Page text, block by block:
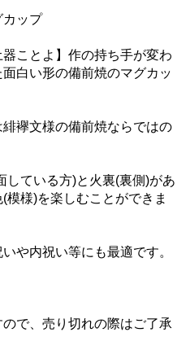
カップ
ことよ】作の持ち手が変わ
白い形の備前焼のマグカッ
襷文様の備前焼ならではの
している方)と火裏(裏側)があ
模様)を楽しむことができま
や内祝い等にも最適です。
で、売り切れの際はご了承